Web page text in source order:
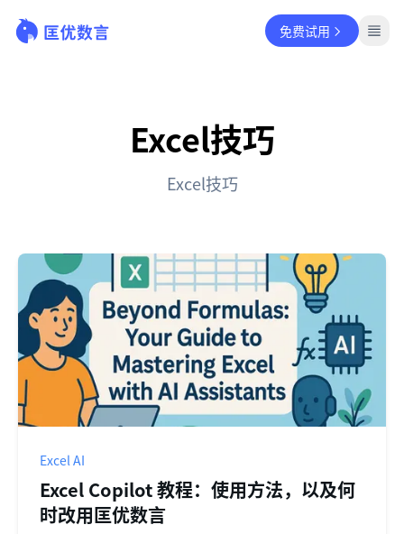
免费试用
Excel技巧
Excel技巧
Excel AI
Excel Copilot 教程：使用方法，以及何
时改用匡优数言